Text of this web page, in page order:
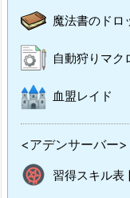
魔法書のドロ
自動狩りマク
血盟レイド
<アデンサーバー>
習得スキル表